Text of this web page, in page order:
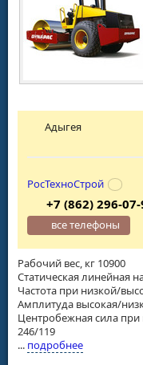
Рабочий вес, кг 10900
Статическая линейная
Частота при низкой/
Амплитуда высокая/
Центробежная сила
246/119
... подробнее
Адыгея
РосТехноСтрой
+7 (862) 296-07-
все телефоны